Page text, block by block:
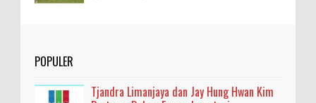
POPULER
Tjandra Limanjaya dan Jay Hung Hwan Kim